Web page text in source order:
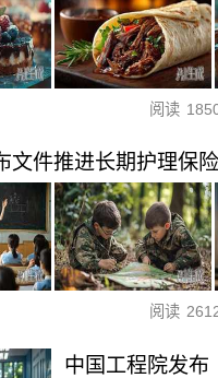
阅读
文件推进长期护理保
阅读
中国工程院发布